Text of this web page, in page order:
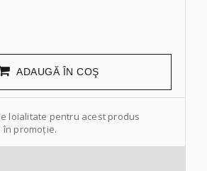
ADAUGĂ ÎN COŞ
loialitate pentru acest produs
în promoție.